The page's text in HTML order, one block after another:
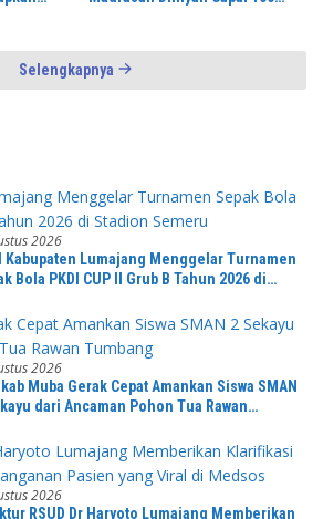
Selengkapnya
2026
Kabupaten Lumajang Menggelar Turnamen
Bola PKDI CUP II Grub B Tahun 2026 di
2026
Muba Gerak Cepat Amankan Siswa SMAN
dari Ancaman Pohon Tua Rawan
2026
RSUD Dr Haryoto Lumajang Memberikan